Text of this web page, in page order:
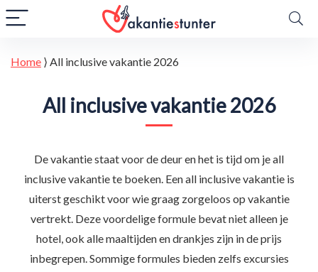
Home ⟩ All inclusive vakantie 2026
All inclusive vakantie 2026
De vakantie staat voor de deur en het is tijd om je all
inclusive vakantie te boeken. Een all inclusive vakantie is
uiterst geschikt voor wie graag zorgeloos op vakantie
vertrekt. Deze voordelige formule bevat niet alleen je
hotel, ook alle maaltijden en drankjes zijn in de prijs
inbegrepen. Sommige formules bieden zelfs excursies